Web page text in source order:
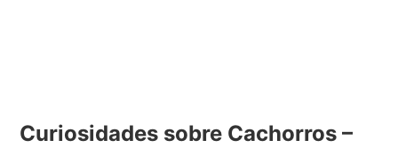
Curiosidades sobre Cachorros –